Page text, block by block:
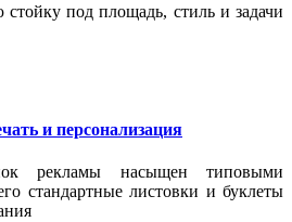
под площадь, стиль и задачи
и персонализация
рекламы насыщен типовыми
стандартные листовки и буклеты